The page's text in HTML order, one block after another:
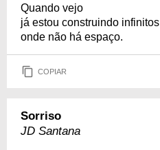
Quando vejo
já estou construindo infinitos
onde não há espaço.
COPIAR
Sorriso
JD Santana